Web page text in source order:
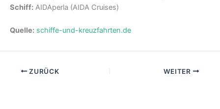
Schiff: AIDAperla (AIDA Cruises)
Quelle: schiffe-und-kreuzfahrten.de
ZURÜCK WEITER